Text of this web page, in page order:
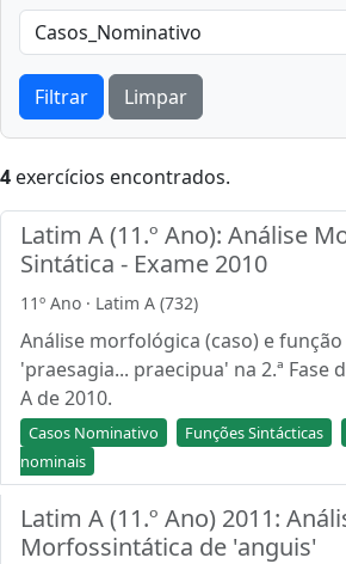
Filtrar Limpar
4 exercícios encontrados.
Latim A (11.º Ano): Análise
Sintática - Exame 2010
11º Ano · Latim A (732)
Análise morfológica (caso) e
'praesagia... praecipua' na 2.ª Fase
A de 2010.
Casos Nominativo Funções Sintácticas
nominais
Latim A (11.º Ano) 2011:
Morfossintática de 'anguis'